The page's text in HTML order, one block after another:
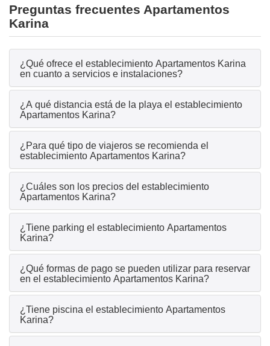
Preguntas frecuentes Apartamentos
Karina
¿Qué ofrece el establecimiento Apartamentos Karina
en cuanto a servicios e instalaciones?
¿A qué distancia está de la playa el establecimiento
Apartamentos Karina?
¿Para qué tipo de viajeros se recomienda el
establecimiento Apartamentos Karina?
¿Cuáles son los precios del establecimiento
Apartamentos Karina?
¿Tiene parking el establecimiento Apartamentos
Karina?
¿Qué formas de pago se pueden utilizar para reservar
en el establecimiento Apartamentos Karina?
¿Tiene piscina el establecimiento Apartamentos
Karina?